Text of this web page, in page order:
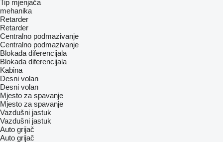
Tip mјenjača
mehanika
Retarder
Retarder
Centralno podmazivanje
Centralno podmazivanje
Blokada diferencijala
Blokada diferencijala
Kabina
Desni volan
Desni volan
Mjesto za spavanje
Mjesto za spavanje
Vazdušni jastuk
Vazdušni jastuk
Auto grijač
Auto grijač